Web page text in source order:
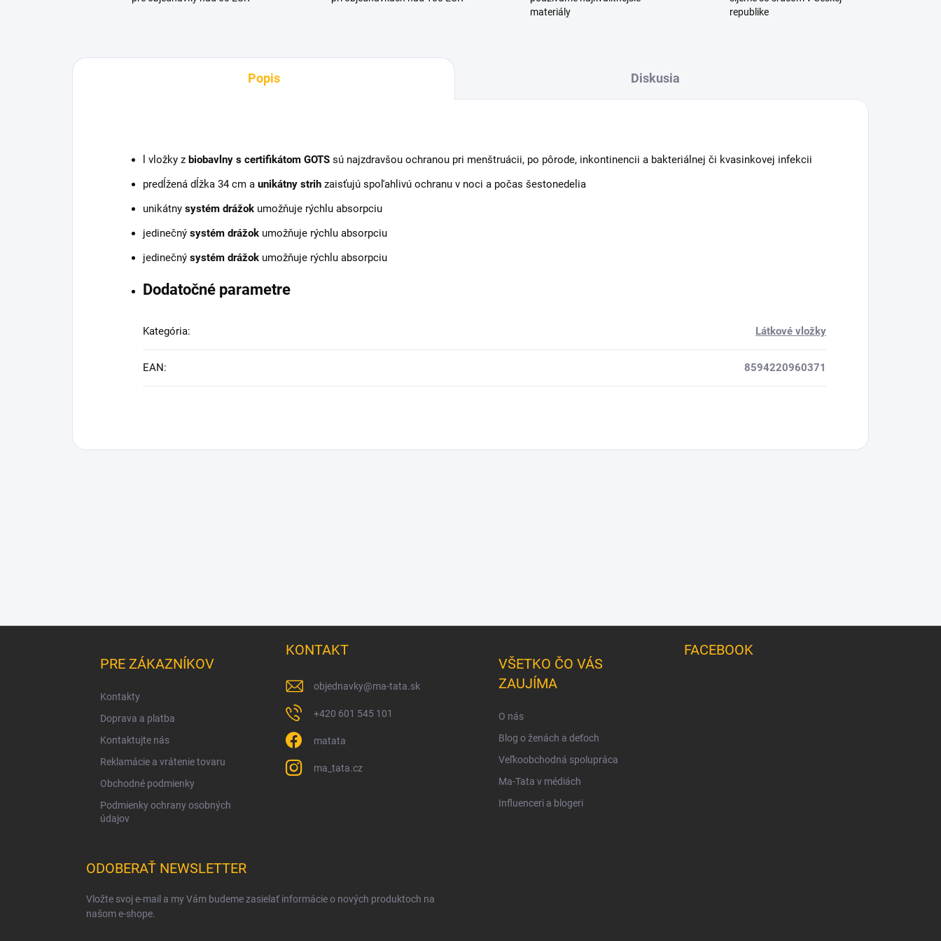
materiály
republike
Popis Diskusia
vložky z biobavlny s certifikátom GOTS sú najzdravšou ochranou pri menštruácii, po pôrode, inkontinencii a bakteriálnej či kvasinkovej infekcii
predĺžená dĺžka 34 cm a unikátny strih zaisťujú spoľahlivú ochranu v noci a počas šestonedelia
unikátny systém drážok umožňuje rýchlu absorpciu
jedinečný systém drážok umožňuje rýchlu absorpciu
jedinečný systém drážok umožňuje rýchlu absorpciu
Dodatočné parametre
Kategória: Látkové vložky
EAN: 8594220960371
PRE ZÁKAZNÍKOV
Kontakty
Doprava a platba
Kontaktujte nás
Reklamácie a vrátenie tovaru
Obchodné podmienky
Podmienky ochrany osobných
údajov
KONTAKT
objednavky@ma-tata.sk
+420 601 545 101
matata
ma_tata.cz
VŠETKO ČO VÁS
ZAUJÍMA
O nás
Blog o ženách a deťoch
Veľkoobchodná spolupráca
Ma-Tata v médiách
Influenceri a blogeri
FACEBOOK
ODOBERAŤ NEWSLETTER
Vložte svoj e-mail a my Vám budeme zasielať informácie o nových produktoch na
našom e-shope.